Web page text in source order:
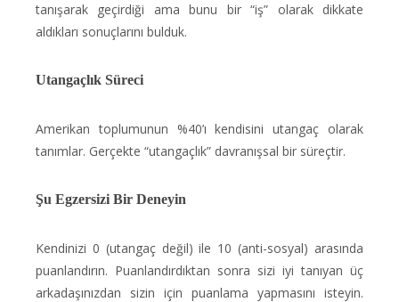
tanışarak geçirdiği ama bunu bir “iş” olarak dikkate
aldıkları sonuçlarını bulduk.
Utangaçlık Süreci
Amerikan toplumunun %40’ı kendisini utangaç olarak
tanımlar. Gerçekte “utangaçlık” davranışsal bir süreçtir.
Şu Egzersizi Bir Deneyin
Kendinizi 0 (utangaç değil) ile 10 (anti-sosyal) arasında
puanlandırın. Puanlandırdıktan sonra sizi iyi tanıyan üç
arkadaşınızdan sizin için puanlama yapmasını isteyin.